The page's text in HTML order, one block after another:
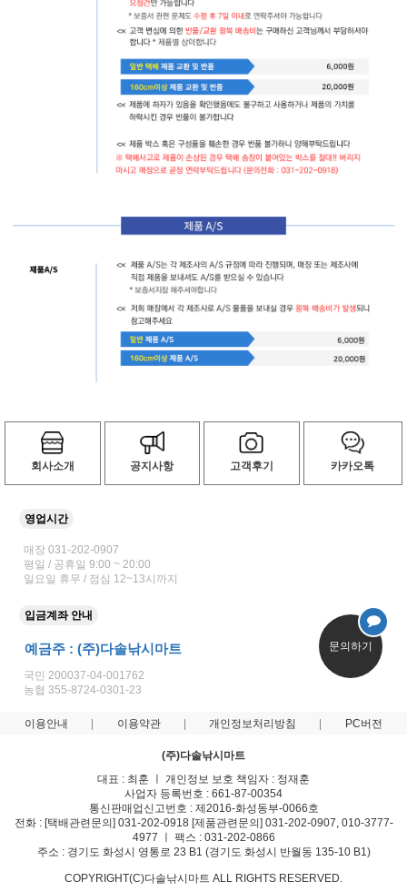
회사소개 공지사항 고객후기 카카오톡
영업시간
매장 031-202-0907
평일 / 공휴일 9:00 ~ 20:00
일요일 휴무 / 점심 12~13시까지
입금계좌 안내
예금주 : (주)다솔낚시마트
국민 200037-04-001762
농협 355-8724-0301-23
문의하기
이용안내 이용약관 개인정보처리방침 PC버전
(주)다솔낚시마트
대표 : 최훈 ㅣ 개인정보 보호 책임자 : 정재훈
사업자 등록번호 : 661-87-00354
통신판매업신고번호 : 제2016-화성동부-0066호
전화 : [택배관련문의] 031-202-0918 [제품관련문의] 031-202-0907, 010-3777-
4977 ㅣ 팩스 : 031-202-0866
주소 : 경기도 화성시 영통로 23 B1 (경기도 화성시 반월동 135-10 B1)
COPYRIGHT(C)다솔낚시마트 ALL RIGHTS RESERVED.